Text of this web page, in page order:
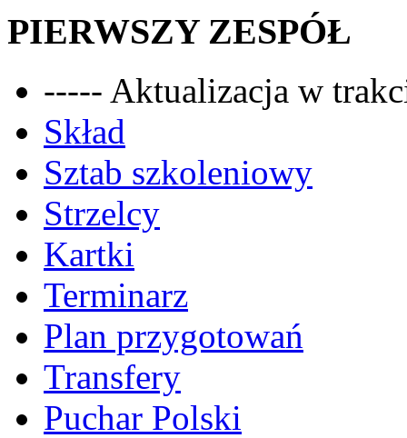
PIERWSZY ZESPÓŁ
----- Aktualizacja w
Skład
Sztab szkoleniowy
Strzelcy
Kartki
Terminarz
Plan przygotowań
Transfery
Puchar Polski